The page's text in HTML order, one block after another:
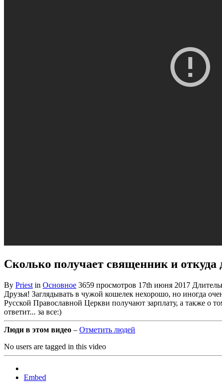
Сколько получает священник и откуда
By Priest in Основное 3659 просмотров 17th июня 2017
Друзья! Заглядывать в чужой кошелек нехорошо, но иногда
Русской Православной Церкви получают зарплату, а также о
ответит... за все:)
Люди в этом видео – Отметить людей
No users are tagged in this video
Embed